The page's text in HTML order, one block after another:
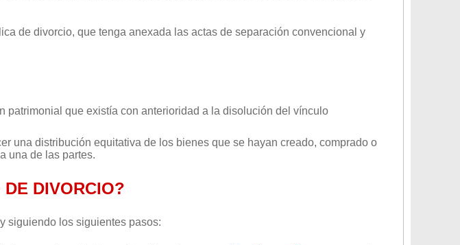
de divorcio, que tenga anexada las actas de separación convencional y
patrimonial que existía con anterioridad a la disolución del vínculo
una distribución equitativa de los bienes que se hayan creado, comprado o
una de las partes.
DIVORCIO?
y siguiendo los siguientes pasos: